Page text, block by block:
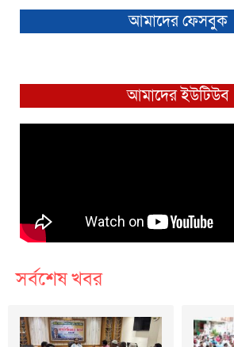
আমাদের ফেসবুক
আমাদের ইউটিউব
সর্বশেষ খবর